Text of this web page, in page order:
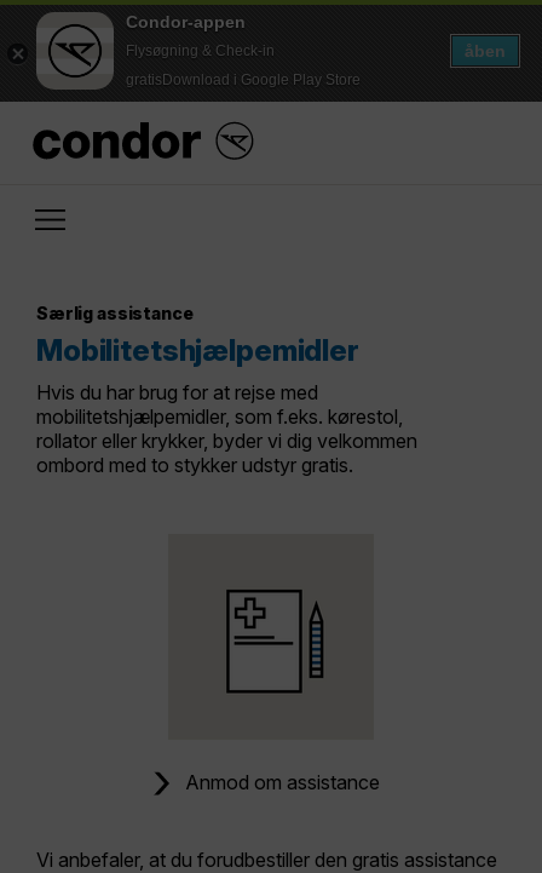
Condor-appen
Flysøgning & Check-in
gratisDownload i Google Play Store
åben
Særlig assistance
Mobilitetshjælpemidler
Hvis du har brug for at rejse med
mobilitetshjælpemidler, som f.eks. kørestol,
rollator eller krykker, byder vi dig velkommen
ombord med to stykker udstyr gratis.
Anmod om assistance
Vi anbefaler, at du forudbestiller den gratis assistance